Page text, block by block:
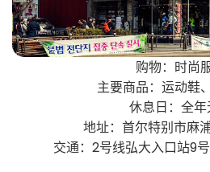
购物：时尚
主要商品：运动鞋
休息日：全
地址：首尔特别市麻
交通：2号线弘大入口站9